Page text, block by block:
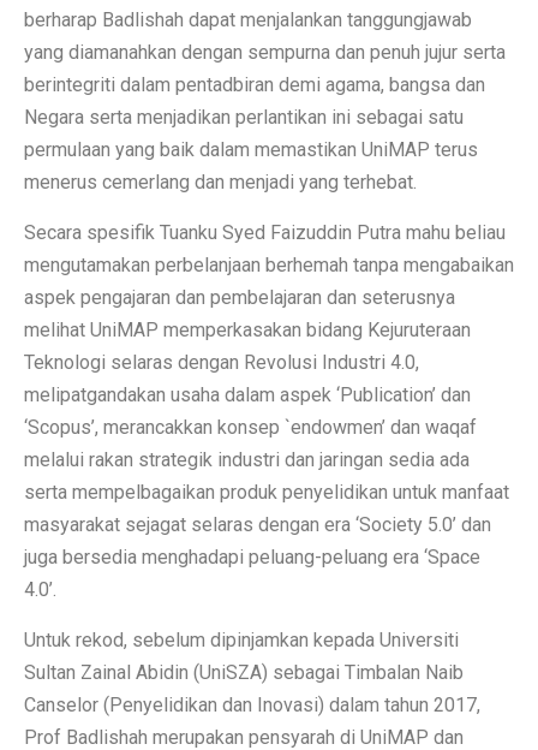
berharap Badlishah dapat menjalankan tanggungjawab
yang diamanahkan dengan sempurna dan penuh jujur serta
berintegriti dalam pentadbiran demi agama, bangsa dan
Negara serta menjadikan perlantikan ini sebagai satu
permulaan yang baik dalam memastikan UniMAP terus
menerus cemerlang dan menjadi yang terhebat.
Secara spesifik Tuanku Syed Faizuddin Putra mahu beliau
mengutamakan perbelanjaan berhemah tanpa mengabaikan
aspek pengajaran dan pembelajaran dan seterusnya
melihat UniMAP memperkasakan bidang Kejuruteraan
Teknologi selaras dengan Revolusi Industri 4.0,
melipatgandakan usaha dalam aspek ‘Publication’ dan
‘Scopus’, merancakkan konsep `endowmen’ dan waqaf
melalui rakan strategik industri dan jaringan sedia ada
serta mempelbagaikan produk penyelidikan untuk manfaat
masyarakat sejagat selaras dengan era ‘Society 5.0’ dan
juga bersedia menghadapi peluang-peluang era ‘Space
4.0’.
Untuk rekod, sebelum dipinjamkan kepada Universiti
Sultan Zainal Abidin (UniSZA) sebagai Timbalan Naib
Canselor (Penyelidikan dan Inovasi) dalam tahun 2017,
Prof Badlishah merupakan pensyarah di UniMAP dan